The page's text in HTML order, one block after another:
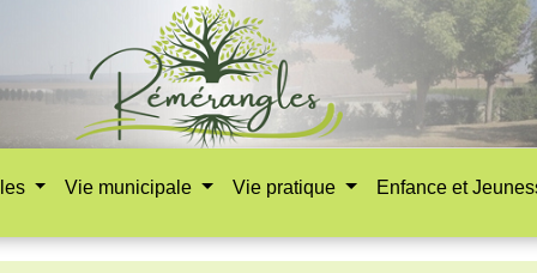
Vie municipale Vie pratique Enfance et